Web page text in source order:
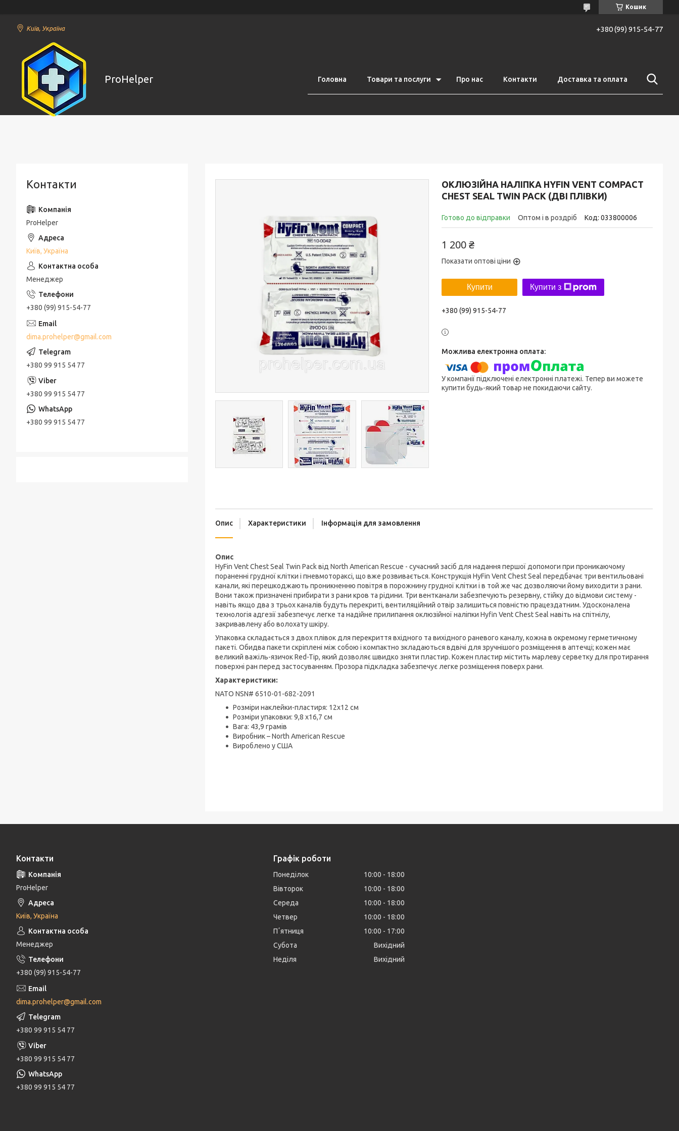
Кошик
Київ, Україна +380 (99) 915-54-77
ProHelper Головна Товари та послуги Про нас Контакти Доставка та оплата
ОКЛЮЗІЙНА НАЛІПКА HYFIN VENT COMPACT
CHEST SEAL TWIN PACK (ДВІ ПЛІВКИ)
Готово до відправки Оптом і в роздріб Код: 033800006
1 200 ₴
Показати оптові ціни
Купити Купити з
+380 (99) 915-54-77
У компанії підключені електронні платежі. Тепер ви можете
купити будь-який товар не покидаючи сайту.
Опис Характеристики Інформація для замовлення
Опис
HyFin Vent Chest Seal Twin Pack від North American Rescue - сучасний засіб для надання першої допомоги при проникаючому
пораненні грудної клітки і пневмотораксі, що вже розвивається. Конструкція HyFin Vent Chest Seal передбачає три вентильовані
канали, які перешкоджають проникненню повітря в порожнину грудної клітки і в той же час дозволяючи йому виходити з рани.
Вони також призначені прибирати з рани кров та рідини. Три вентканали забезпечують резервну, стійку до відмови систему -
навіть якщо два з трьох каналів будуть перекриті, вентиляційний отвір залишиться повністю працездатним. Удосконалена
технологія адгезії забезпечує легке та надійне прилипання оклюзійної наліпки Hyfin Vent Chest Seal навіть на спітнілу,
закривавлену або волохату шкіру.
Упаковка складається з двох плівок для перекриття вхідного та вихідного раневого каналу, кожна в окремому герметичному
пакеті. Обидва пакети скріплені між собою і компактно зкладаються вдвічі для зручнішого розміщення в аптечці; кожен має
великий важіль-язичок Red-Tip, який дозволяє швидко зняти пластир. Кожен пластир містить марлеву серветку для протирання
поверхні ран перед застосуванням. Прозора підкладка забезпечує легке розміщення поверх рани.
Характеристики:
NATO NSN# 6510-01-682-2091
Розміри наклейки-пластиря: 12х12 см
Розміри упаковки: 9,8 х16,7 см
Вага: 43,9 грамів
Виробник – North American Rescue
Вироблено у США
Контакти
ProHelper
Київ, Україна
Менеджер
+380 (99) 915-54-77
dima.prohelper@gmail.com
+380 99 915 54 77
+380 99 915 54 77
+380 99 915 54 77
Контакти
ProHelper
Київ, Україна
Менеджер
+380 (99) 915-54-77
dima.prohelper@gmail.com
+380 99 915 54 77
+380 99 915 54 77
+380 99 915 54 77
Графік роботи
Понеділок 10:00
18:00
Вівторок
10:00
18:00
Середа
10:00
18:00
Четвер
10:00
18:00
Пʼятниця
10:00
17:00
Субота
Вихідний
Неділя
Вихідний